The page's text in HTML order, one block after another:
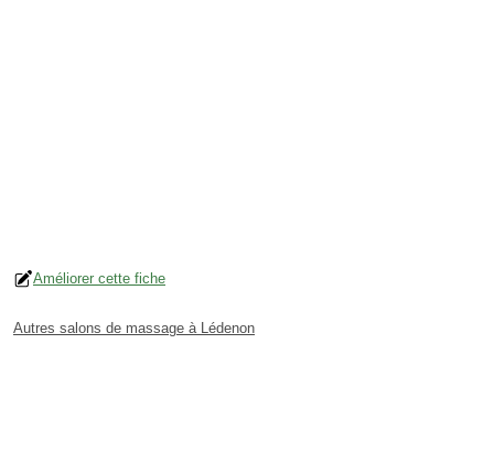
Améliorer cette fiche
Autres salons de massage à Lédenon